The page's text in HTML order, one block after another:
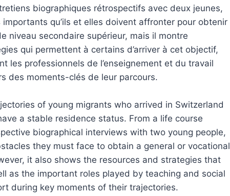
biographiques rétrospectifs avec deux jeunes,
qu’ils et elles doivent affronter pour obtenir
niveau secondaire supérieur, mais il montre
qui permettent à certains d’arriver à cet objectif,
les professionnels de l’enseignement et du travail
des moments-clés de leur parcours.
of young migrants who arrived in Switzerland
a stable residence status. From a life course
biographical interviews with two young people,
they must face to obtain a general or vocational
it also shows the resources and strategies that
as the important roles played by teaching and social
during key moments of their trajectories.